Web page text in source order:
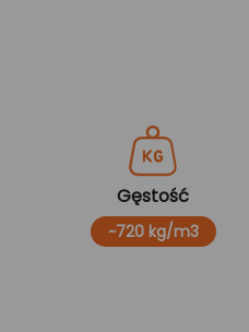
Gęstość
~720 kg/m3